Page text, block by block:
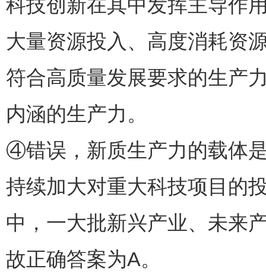
科技创新在其中发挥主导作
大量资源投入、高度消耗资
符合高质量发展要求的生产
内涵的生产力。
④错误，新质生产力的载体
持续加大对重大科技项目的
中，一大批新兴产业、未来
故正确答案为A。